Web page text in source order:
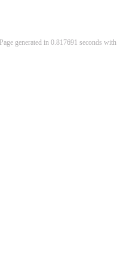
Page generated in 0.817691 seconds